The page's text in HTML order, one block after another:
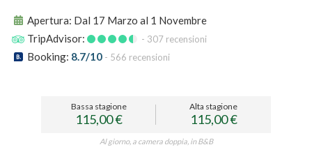
Apertura: Dal 17 Marzo al 1 Novembre
TripAdvisor:
- 307 recensioni
Booking: 8.7/10 - 566 recensioni
Bassa stagione
115,00 €
Alta stagione
115,00 €
Al giorno, a camera doppia, in B&B